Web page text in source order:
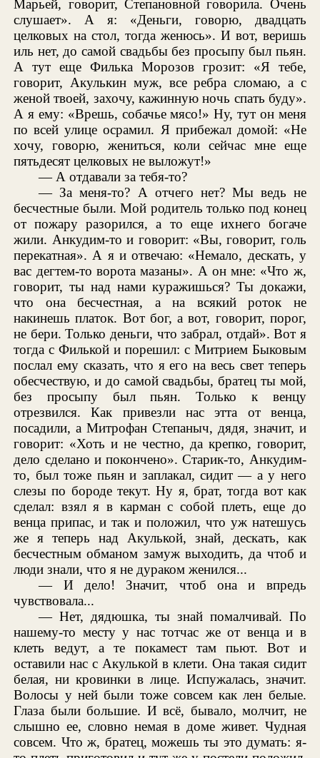
Марьей, говорит, Степановной говорила. Очень
слушает». А я: «Деньги, говорю, двадцать
целковых на стол, тогда женюсь». И вот, веришь
иль нет, до самой свадьбы без просыпу был пьян.
А тут еще Филька Морозов грозит: «Я тебе,
говорит, Акулькин муж, все ребра сломаю, а с
женой твоей, захочу, кажинную ночь спать буду».
А я ему: «Врешь, собачье мясо!» Ну, тут он меня
по всей улице осрамил. Я прибежал домой: «Не
хочу, говорю, жениться, коли сейчас мне еще
пятьдесят целковых не выложут!»
— А отдавали за тебя-то?
— За меня-то? А отчего нет? Мы ведь не
бесчестные были. Мой родитель только под конец
от пожару разорился, а то еще ихнего богаче
жили. Анкудим-то и говорит: «Вы, говорит, голь
перекатная». А я и отвечаю: «Немало, дескать, у
вас дегтем-то ворота мазаны». А он мне: «Что ж,
говорит, ты над нами куражишься? Ты докажи,
что она бесчестная, а на всякий роток не
накинешь платок. Вот бог, а вот, говорит, порог,
не бери. Только деньги, что забрал, отдай». Вот я
тогда с Филькой и порешил: с Митрием Быковым
послал ему сказать, что я его на весь свет теперь
обесчествую, и до самой свадьбы, братец ты мой,
без просыпу был пьян. Только к венцу
отрезвился. Как привезли нас этта от венца,
посадили, а Митрофан Степаныч, дядя, значит, и
говорит: «Хоть и не честно, да крепко, говорит,
дело сделано и покончено». Старик-то, Анкудим-
то, был тоже пьян и заплакал, сидит — а у него
слезы по бороде текут. Ну я, брат, тогда вот как
сделал: взял я в карман с собой плеть, еще до
венца припас, и так и положил, что уж натешусь
же я теперь над Акулькой, знай, дескать, как
бесчестным обманом замуж выходить, да чтоб и
люди знали, что я не дураком женился...
— И дело! Значит, чтоб она и впредь
чувствовала...
— Нет, дядюшка, ты знай помалчивай. По
нашему-то месту у нас тотчас же от венца и в
клеть ведут, а те покамест там пьют. Вот и
оставили нас с Акулькой в клети. Она такая сидит
белая, ни кровинки в лице. Испужалась, значит.
Волосы у ней были тоже совсем как лен белые.
Глаза были большие. И всё, бывало, молчит, не
слышно ее, словно немая в доме живет. Чудная
совсем. Что ж, братец, можешь ты это думать: я-